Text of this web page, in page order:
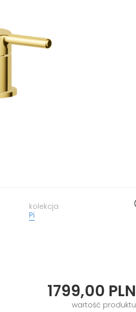
kolekcja
Pi
1799,00 PLN
wartość produktu